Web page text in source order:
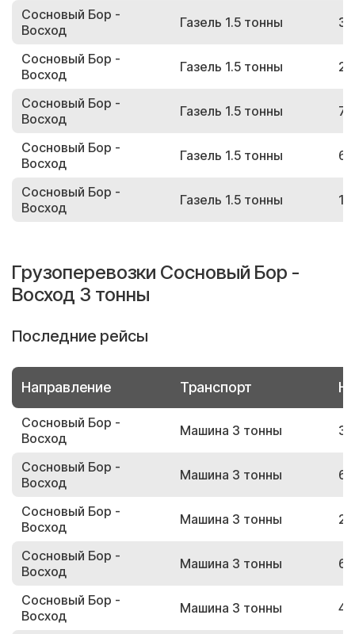
Сосновый Бор -
Восход
Газель 1.5 тонны
Сосновый Бор -
Восход
Газель 1.5 тонны
Сосновый Бор -
Восход
Газель 1.5 тонны
Сосновый Бор -
Восход
Газель 1.5 тонны
Сосновый Бор -
Восход
Газель 1.5 тонны
Грузоперевозки Сосновый Бор -
Восход 3 тонны
Последние рейсы
Направление Транспорт
Сосновый Бор -
Восход
Машина 3 тонны
Сосновый Бор -
Восход
Машина 3 тонны
Сосновый Бор -
Восход
Машина 3 тонны
Сосновый Бор -
Восход
Машина 3 тонны
Сосновый Бор -
Восход
Машина 3 тонны